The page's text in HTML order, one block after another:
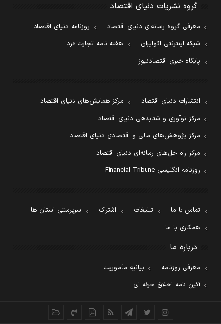
گروه نشریات دنیای اقتصاد
معرفی گروه رسانه‌ای دنیای اقتصاد
روزنامه دنیای اقتصاد
شبکه اینترنتی اکوایران
هفته نامه تجارت فردا
پایگاه خبری اقتصادنیوز
انتشارات دنیای اقتصاد
مرکز همایش‌های دنیای اقتصاد
مرکز نوآوری و شتابدهی دنیای اقتصاد
مرکز پژوهش‌های مالی و اقتصادی دنیای اقتصاد
مرکز راه حل‌های رسانه‌ای دنیای اقتصاد
روزنامه انگلیسی Financial Tribune
تماس با ما تبلیغات اشتراک
سرپرستی استان ها
همکاری با ما
درباره ما
معرفی روزنامه
بیانیه مأموریت
آئین نامه اخلاق حرفه ای